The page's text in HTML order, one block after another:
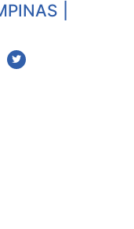
|